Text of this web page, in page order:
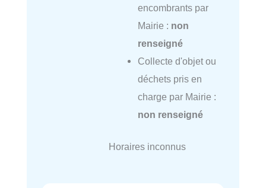
encombrants par
Mairie : non
renseigné
Collecte d'objet ou
déchets pris en
charge par Mairie :
non renseigné
Horaires inconnus